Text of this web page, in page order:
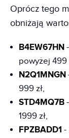
Oprócz tego
obniżają
B4EW67HN
powyżej 499
N2Q1MNGN
999 zł,
STD4MQ7B
1999 zł,
FPZBADD1 -